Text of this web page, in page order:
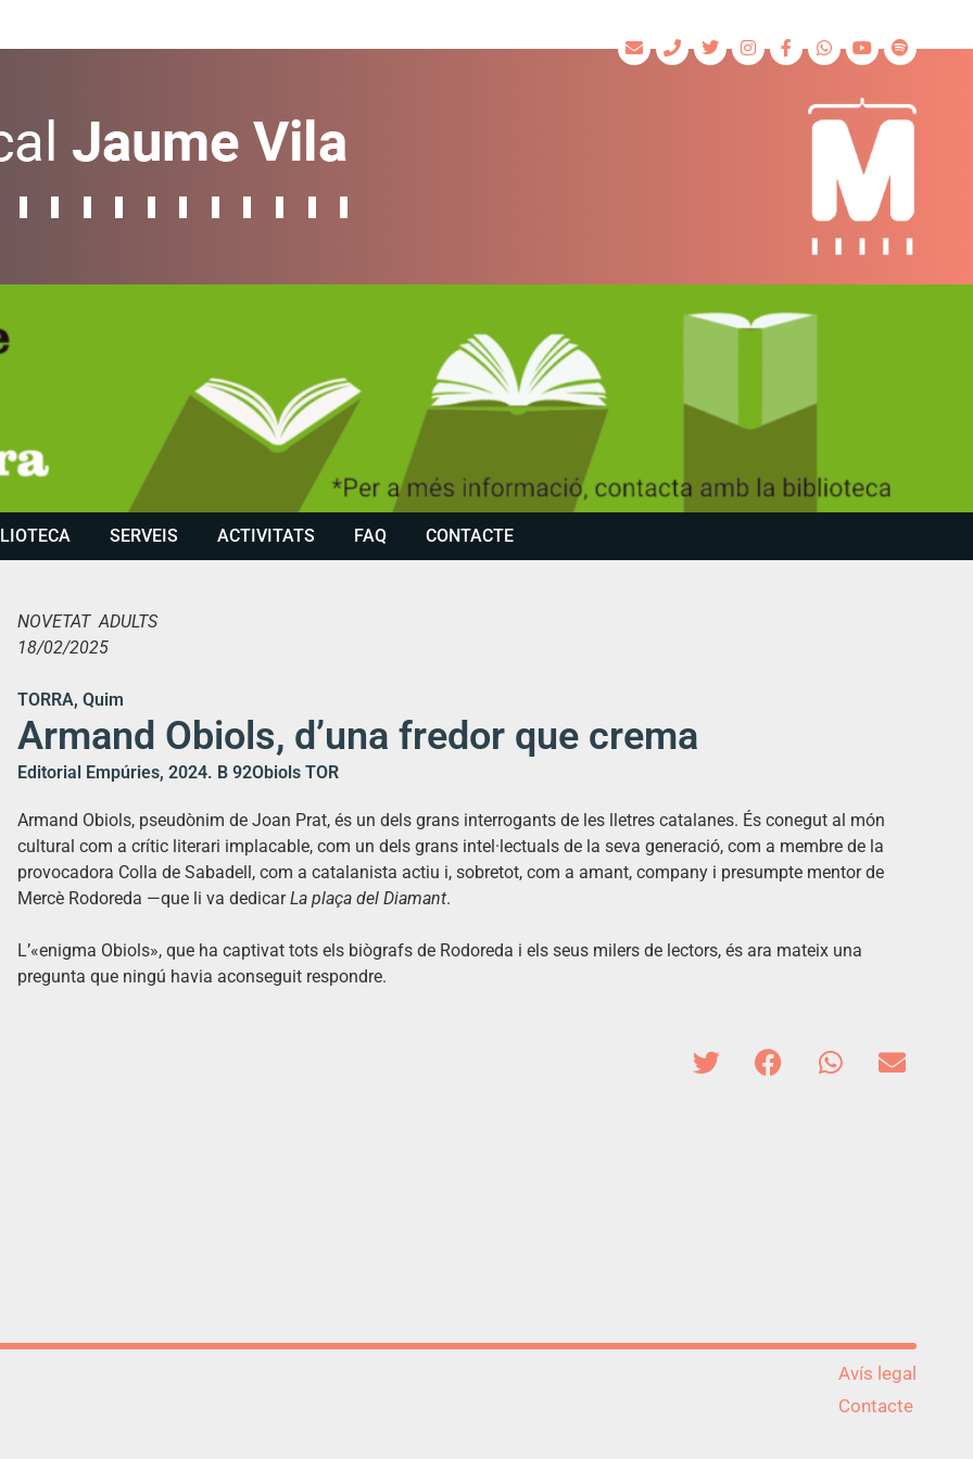
SERVEIS ACTIVITATS FAQ CONTACTE
NOVETAT ADULTS
18/02/2025
TORRA, Quim
Armand Obiols, d’una fredor que crema
Editorial Empúries, 2024. B 92Obiols TOR
Armand Obiols, pseudònim de Joan Prat, és un dels grans interrogants de les lletres catalanes. És conegut al món
cultural com a crític literari implacable, com un dels grans intel·lectuals de la seva generació, com a membre de la
provocadora Colla de Sabadell, com a catalanista actiu i, sobretot, com a amant, company i presumpte mentor de
Mercè Rodoreda —que li va dedicarLa plaça del Diamant.
L’«enigma Obiols», que ha captivat tots els biògrafs de Rodoreda i els seus milers de lectors, és ara mateix una
pregunta que ningú havia aconseguit respondre.
Avís legal
Contacte